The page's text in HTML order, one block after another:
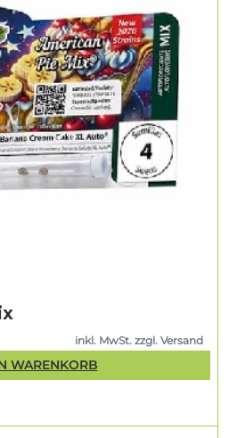
inkl. MwSt. zzgl. Versand
WARENKORB